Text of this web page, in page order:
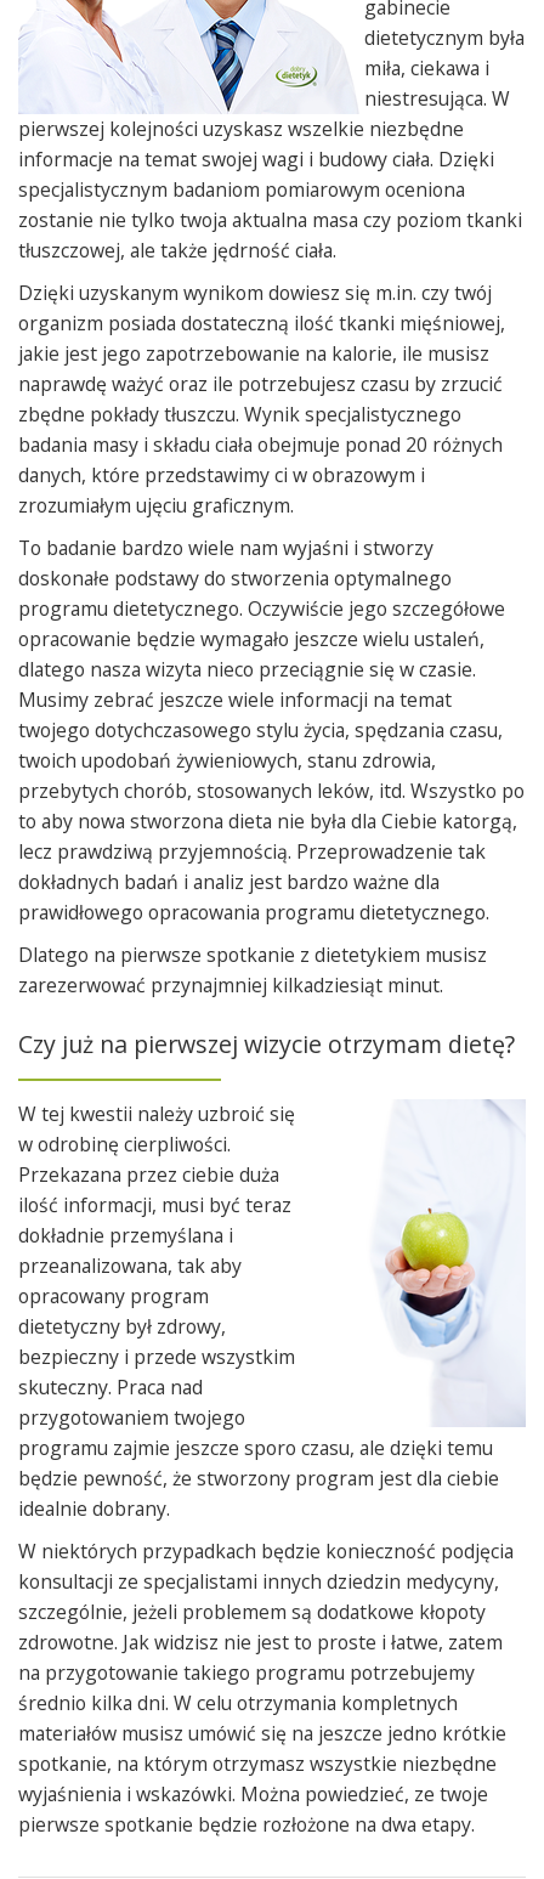
gabinecie
dietetycznym była
miła, ciekawa i
niestresująca. W
pierwszej kolejności uzyskasz wszelkie niezbędne
informacje na temat swojej wagi i budowy ciała. Dzięki
specjalistycznym badaniom pomiarowym oceniona
zostanie nie tylko twoja aktualna masa czy poziom tkanki
tłuszczowej, ale także jędrność ciała.
Dzięki uzyskanym wynikom dowiesz się m.in. czy twój
organizm posiada dostateczną ilość tkanki mięśniowej,
jakie jest jego zapotrzebowanie na kalorie, ile musisz
naprawdę ważyć oraz ile potrzebujesz czasu by zrzucić
zbędne pokłady tłuszczu. Wynik specjalistycznego
badania masy i składu ciała obejmuje ponad 20 różnych
danych, które przedstawimy ci w obrazowym i
zrozumiałym ujęciu graficznym.
To badanie bardzo wiele nam wyjaśni i stworzy
doskonałe podstawy do stworzenia optymalnego
programu dietetycznego. Oczywiście jego szczegółowe
opracowanie będzie wymagało jeszcze wielu ustaleń,
dlatego nasza wizyta nieco przeciągnie się w czasie.
Musimy zebrać jeszcze wiele informacji na temat
twojego dotychczasowego stylu życia, spędzania czasu,
twoich upodobań żywieniowych, stanu zdrowia,
przebytych chorób, stosowanych leków, itd. Wszystko po
to aby nowa stworzona dieta nie była dla Ciebie katorgą,
lecz prawdziwą przyjemnością. Przeprowadzenie tak
dokładnych badań i analiz jest bardzo ważne dla
prawidłowego opracowania programu dietetycznego.
Dlatego na pierwsze spotkanie z dietetykiem musisz
zarezerwować przynajmniej kilkadziesiąt minut.
Czy już na pierwszej wizycie otrzymam dietę?
W tej kwestii należy uzbroić się
w odrobinę cierpliwości.
Przekazana przez ciebie duża
ilość informacji, musi być teraz
dokładnie przemyślana i
przeanalizowana, tak aby
opracowany program
dietetyczny był zdrowy,
bezpieczny i przede wszystkim
skuteczny. Praca nad
przygotowaniem twojego
programu zajmie jeszcze sporo czasu, ale dzięki temu
będzie pewność, że stworzony program jest dla ciebie
idealnie dobrany.
W niektórych przypadkach będzie konieczność podjęcia
konsultacji ze specjalistami innych dziedzin medycyny,
szczególnie, jeżeli problemem są dodatkowe kłopoty
zdrowotne. Jak widzisz nie jest to proste i łatwe, zatem
na przygotowanie takiego programu potrzebujemy
średnio kilka dni. W celu otrzymania kompletnych
materiałów musisz umówić się na jeszcze jedno krótkie
spotkanie, na którym otrzymasz wszystkie niezbędne
wyjaśnienia i wskazówki. Można powiedzieć, ze twoje
pierwsze spotkanie będzie rozłożone na dwa etapy.